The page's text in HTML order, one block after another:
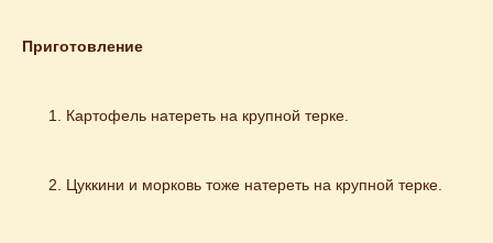
Приготовление
Картофель натереть на крупной терке.
Цуккини и морковь тоже натереть на крупной терке.